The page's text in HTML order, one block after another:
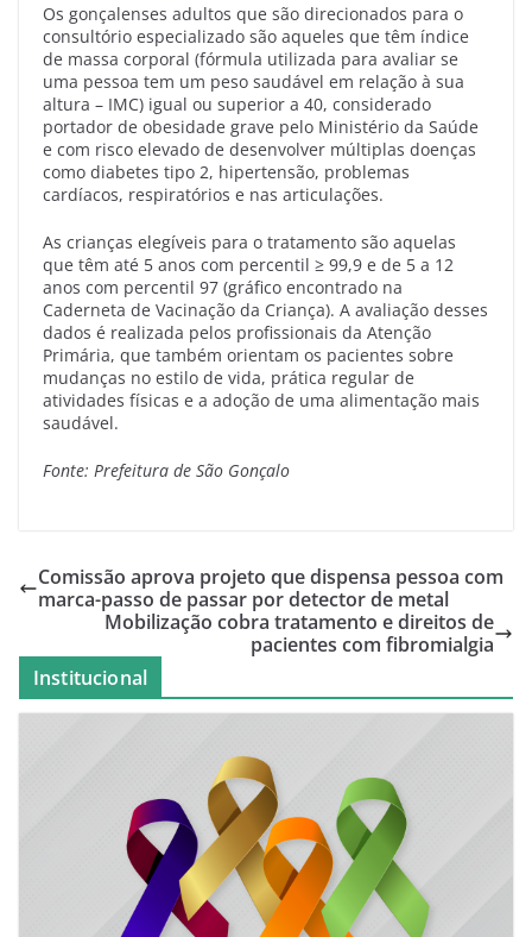
Os gonçalenses adultos que são direcionados para o
consultório especializado são aqueles que têm índice
de massa corporal (fórmula utilizada para avaliar se
uma pessoa tem um peso saudável em relação à sua
altura – IMC) igual ou superior a 40, considerado
portador de obesidade grave pelo Ministério da Saúde
e com risco elevado de desenvolver múltiplas doenças
como diabetes tipo 2, hipertensão, problemas
cardíacos, respiratórios e nas articulações.
As crianças elegíveis para o tratamento são aquelas
que têm até 5 anos com percentil ≥ 99,9 e de 5 a 12
anos com percentil 97 (gráfico encontrado na
Caderneta de Vacinação da Criança). A avaliação desses
dados é realizada pelos profissionais da Atenção
Primária, que também orientam os pacientes sobre
mudanças no estilo de vida, prática regular de
atividades físicas e a adoção de uma alimentação mais
saudável.
Fonte: Prefeitura de São Gonçalo
Comissão aprova projeto que dispensa pessoa com
marca-passo de passar por detector de metal
Mobilização cobra tratamento e direitos de
pacientes com fibromialgia
Institucional